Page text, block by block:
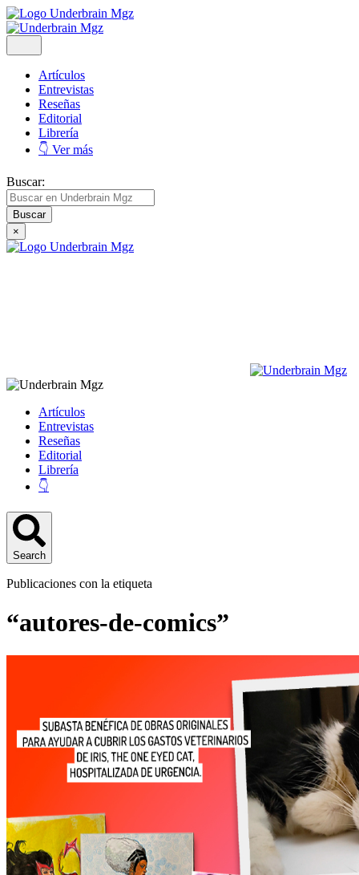
Artículos
Entrevistas
Reseñas
Editorial
Librería
👇 Ver más
Buscar:
×
Artículos
Entrevistas
Reseñas
Editorial
Librería
👇
Search
Publicaciones con la etiqueta
“autores-de-comics”